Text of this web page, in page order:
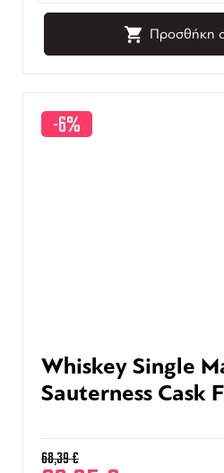
Προσθήκη
-6%
Whiskey Single
Sauterness Cask
68,39€